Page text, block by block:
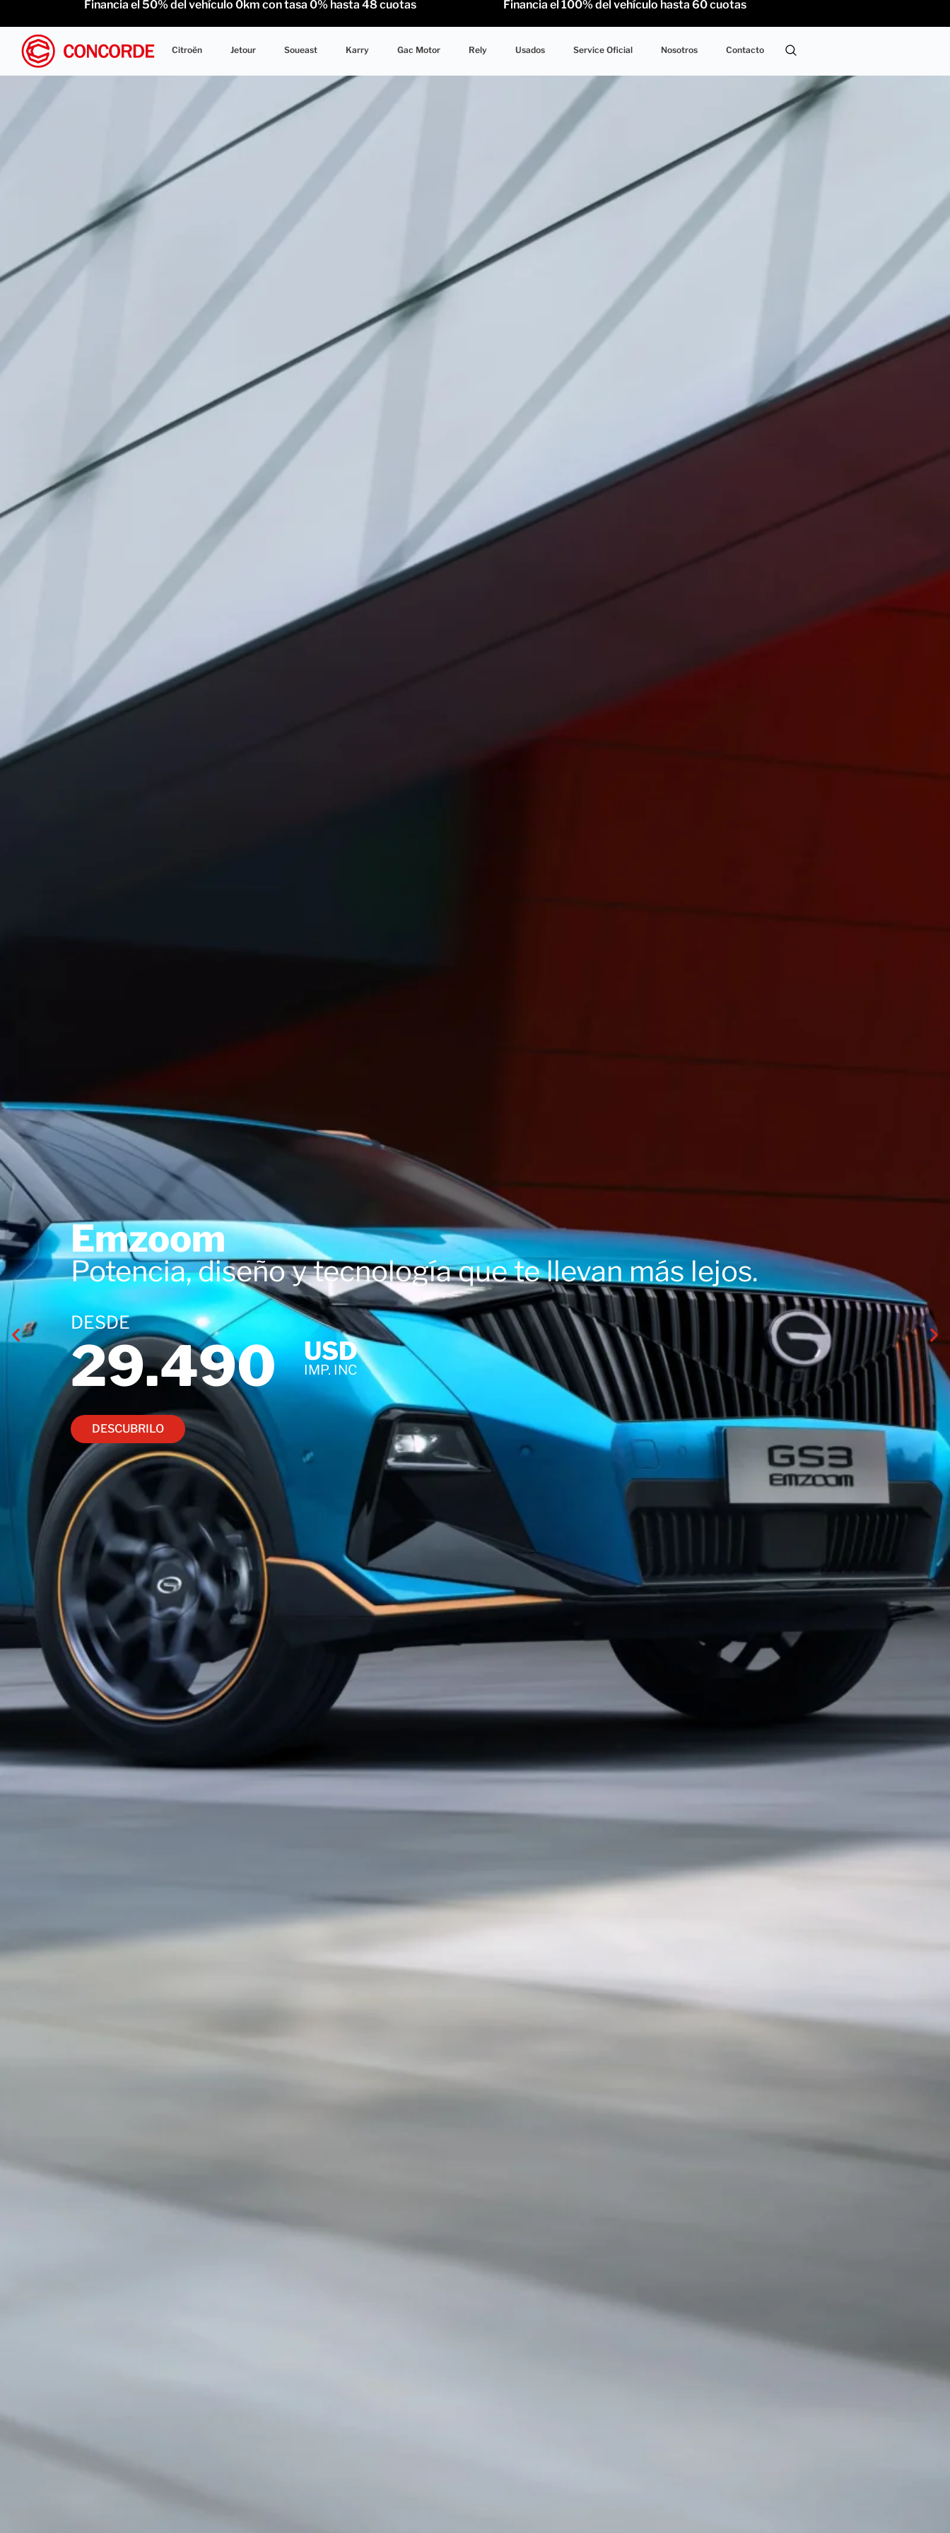
Financia el 50% del vehículo 0km con tasa 0% hasta 48 cuotas Financia el 100% del vehículo hasta 60 cuotas
Citroën Jetour Soueast Karry Gac Motor Rely Usados Service Oficial Nosotros Contacto
Emzoom
Potencia, diseño y tecnología que te llevan más lejos.
DESDE
29.490 USD
IMP. INC
DESCUBRILO